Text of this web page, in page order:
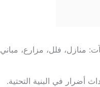
منازل، فلل، مزارع، مباني
أضرار في البنية التحتية.